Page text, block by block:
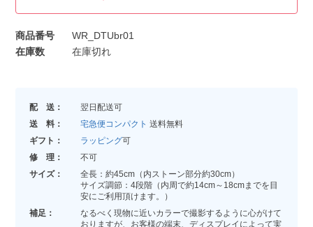
商品番号
WR_DTUbr01
在庫数
在庫切れ
配 送：
翌日配送可
送 料：
宅急便コンパクト 送料無料
ギフト：
ラッピング可
修 理：
不可
サイズ：
全長：約45cm（内ストーン部分約30cm）
サイズ調節：4段階（内周で約14cm～18cmまでを目
安にご利用頂けます。）
補足：
なるべく現物に近いカラーで撮影するように心がけて
おりますが、お客様の端末、ディスプレイによって実